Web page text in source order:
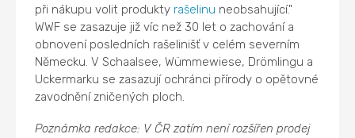
při nákupu volit produkty rašelinu neobsahující."
WWF se zasazuje již víc než 30 let o zachování a
obnovení posledních rašelinišť v celém severním
Německu. V Schaalsee, Wümmewiese, Drömlingu a
Uckermarku se zasazují ochránci přírody o opětovné
zavodnění zničených ploch.
Poznámka redakce: V ČR zatím není rozšířen prodej